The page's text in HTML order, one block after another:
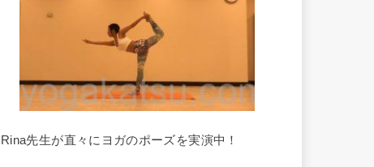
Rina先生が直々にヨガのポーズを実演中！